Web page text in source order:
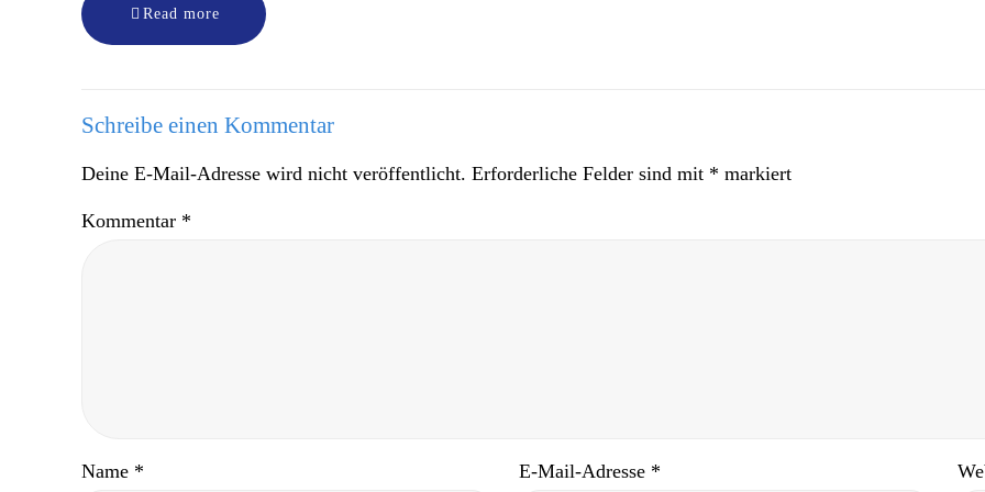
Read more
Schreibe einen Kommentar
Deine E-Mail-Adresse wird nicht veröffentlicht. Erforderliche Felder sind mit * markiert
Kommentar *
Name * E-Mail-Adresse *